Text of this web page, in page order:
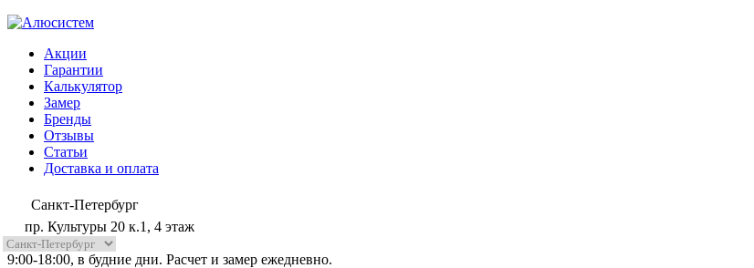
Акции
Гарантии
Калькулятор
Замер
Бренды
Отзывы
Статьи
Доставка и оплата
Санкт-Петербург
пр. Культуры 20 к.1, 4 этаж
9:00-18:00, в будние дни. Расчет и замер ежедневно.